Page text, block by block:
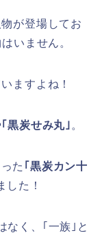
が登場してお
いません。
ますよね！
｢黒炭せみ丸｣ 。
た ｢黒炭カン十
した！
なく、｢一族｣と